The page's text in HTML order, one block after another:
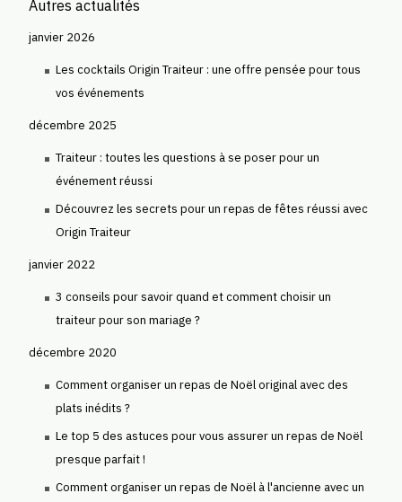
Autres actualités
janvier 2026
Les cocktails Origin Traiteur : une offre pensée pour tous
vos événements
décembre 2025
Traiteur : toutes les questions à se poser pour un
événement réussi
Découvrez les secrets pour un repas de fêtes réussi avec
Origin Traiteur
janvier 2022
3 conseils pour savoir quand et comment choisir un
traiteur pour son mariage ?
décembre 2020
Comment organiser un repas de Noël original avec des
plats inédits ?
Le top 5 des astuces pour vous assurer un repas de Noël
presque parfait !
Comment organiser un repas de Noël à l'ancienne avec un